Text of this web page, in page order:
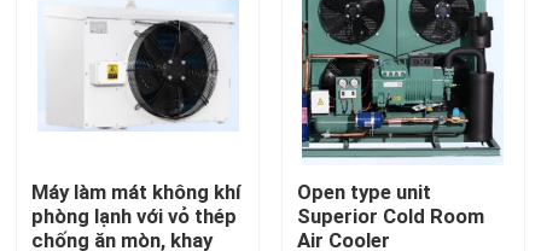
Máy làm mát không khí
phòng lạnh với vỏ thép
chống ăn mòn, khay
Open type unit
Superior Cold Room
Air Cooler